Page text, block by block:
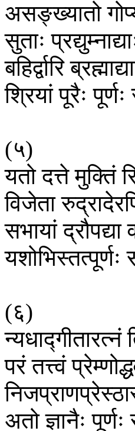
असङ्ख्यातो
सुताः
बहिर्द्वारि
श्रियां पूरैः पूर्णः
(५)
यतो दत्ते मुक्तिं
विजेता
सभायां द्रौपद्या
यशोभिस्तत्पूर्णः
(६)
न्यधाद्गीतारत्नं
परं तत्त्वं
अतो ज्ञानैः पूर्णः